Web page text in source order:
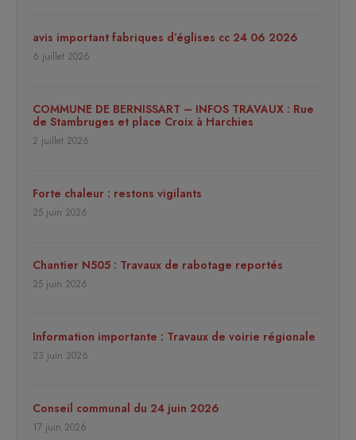
avis important fabriques d’églises cc 24 06 2026
6 juillet 2026
COMMUNE DE BERNISSART – INFOS TRAVAUX : Rue
de Stambruges et place Croix à Harchies
2 juillet 2026
Forte chaleur : restons vigilants
25 juin 2026
Chantier N505 : Travaux de rabotage reportés
25 juin 2026
Information importante : Travaux de voirie régionale
23 juin 2026
Conseil communal du 24 juin 2026
17 juin 2026